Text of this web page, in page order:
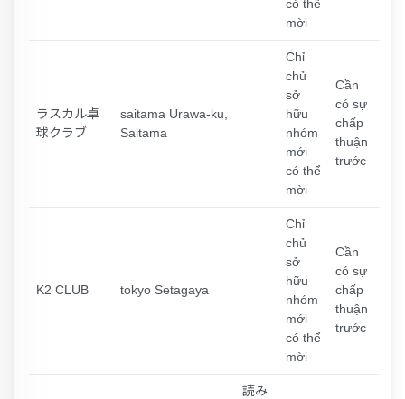
có thể
mời
ラスカル卓
球クラブ
saitama Urawa-ku,
Saitama
Chỉ
chủ
sở
hữu
nhóm
mới
có thể
mời
Cần
có sự
chấp
thuận
trước
K2 CLUB tokyo Setagaya
Chỉ
chủ
sở
hữu
nhóm
mới
có thể
mời
Cần
có sự
chấp
thuận
trước
読み